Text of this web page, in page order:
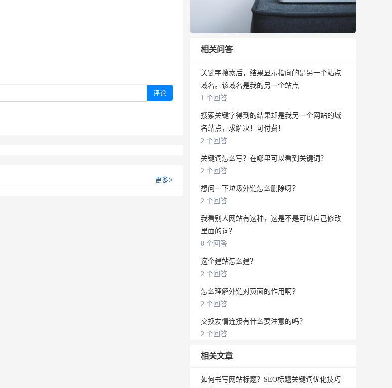
更多>
相关问答
关键字搜索后，结果显示指向的是另一个站点
域名。该域名是我的另一个站点
1 个回答
搜索关键字得到的结果却是我另一个网站的域
名站点，求解决！可付费！
2 个回答
关键词怎么写？在哪里可以看到关键词？
2 个回答
想问一下垃圾外链怎么删除呀？
2 个回答
我看别人网站有这种，这是不是可以自己修改
里面的词？
0 个回答
这个建站怎么建？
2 个回答
怎么理解外链对页面的作用啊？
2 个回答
交换友情连接有什么要注意的吗？
2 个回答
相关文章
如何书写网站标题？SEO标题关键词优化技巧